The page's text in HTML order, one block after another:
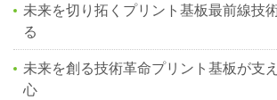
未来を切り拓くプリント基板最前線技
る
未来を創る技術革命プリント基板が支
心